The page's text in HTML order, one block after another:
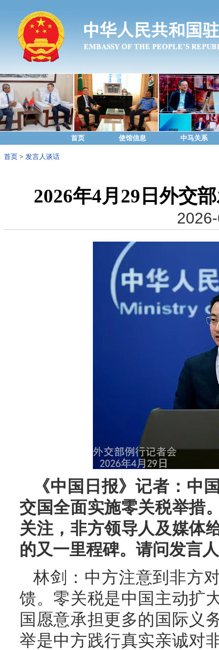
首页 使馆信息 中马关系
首页 > 发言人谈话
2026年4月29日外交
《中国日报》记者：中
交国全面实施零关税举措
关注，非方领导人及媒体
的又一里程碑。请问发言
林剑：中方注意到非方
馈。零关税是中国主动扩
国愿意承担更多的国际义
举是中方践行真实亲诚对